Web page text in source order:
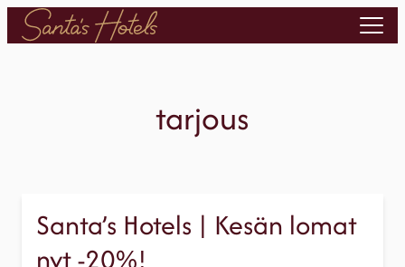
Siirry
sisältöön
tarjous
Santa’s Hotels | Kesän lomat